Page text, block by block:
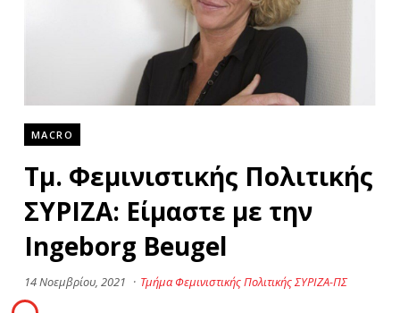
MACRO
Τμ. Φεμινιστικής Πολιτικής
ΣΥΡΙΖΑ: Είμαστε με την
Ingeborg Beugel
14 Νοεμβρίου, 2021 · Τμήμα Φεμινιστικής Πολιτικής ΣΥΡΙΖΑ-ΠΣ